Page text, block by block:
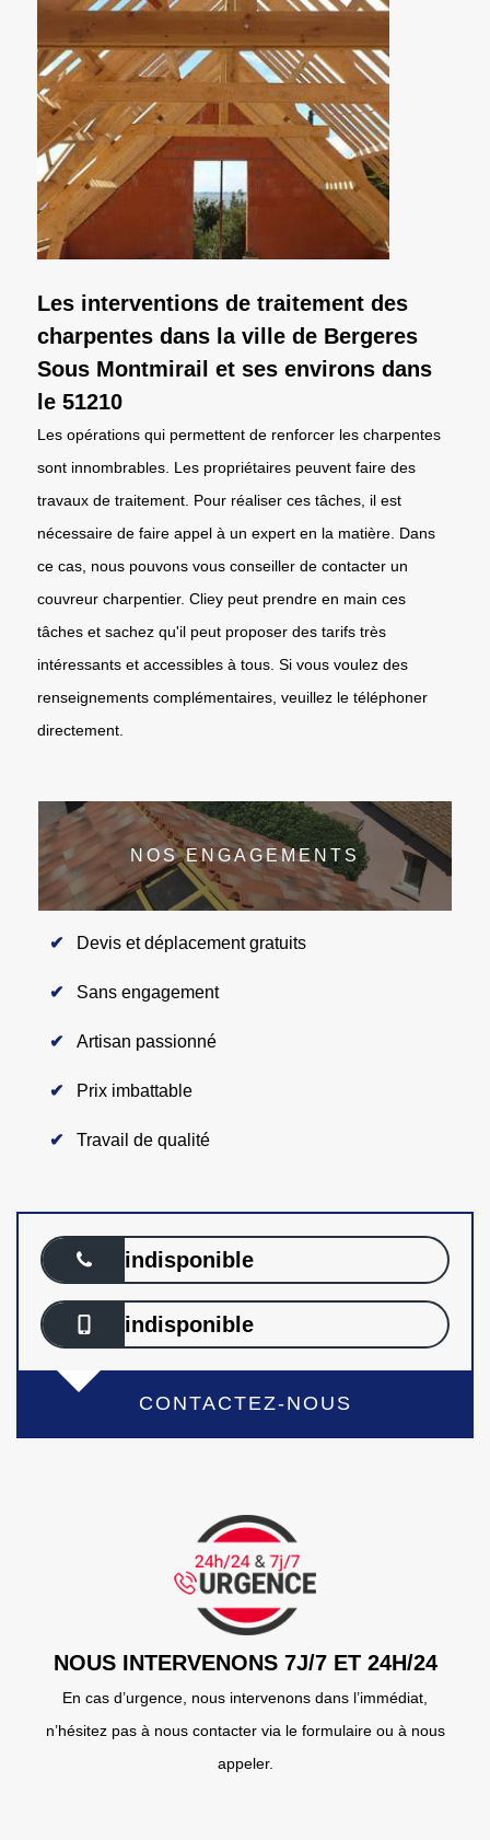
Les interventions de traitement des
charpentes dans la ville de Bergeres
Sous Montmirail et ses environs dans
le 51210
Les opérations qui permettent de renforcer les charpentes
sont innombrables. Les propriétaires peuvent faire des
travaux de traitement. Pour réaliser ces tâches, il est
nécessaire de faire appel à un expert en la matière. Dans
ce cas, nous pouvons vous conseiller de contacter un
couvreur charpentier. Cliey peut prendre en main ces
tâches et sachez qu'il peut proposer des tarifs très
intéressants et accessibles à tous. Si vous voulez des
renseignements complémentaires, veuillez le téléphoner
directement.
NOS ENGAGEMENTS
Devis et déplacement gratuits
Sans engagement
Artisan passionné
Prix imbattable
Travail de qualité
indisponible
indisponible
CONTACTEZ-NOUS
NOUS INTERVENONS 7J/7 ET 24H/24
En cas d’urgence, nous intervenons dans l’immédiat,
n’hésitez pas à nous contacter via le formulaire ou à nous
appeler.